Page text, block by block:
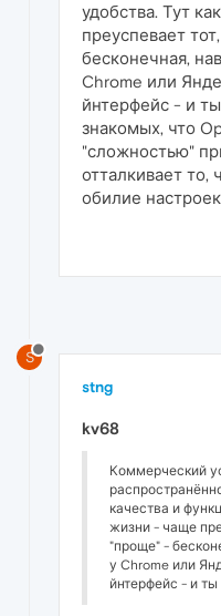
удобства. Тут
преуспевает
бесконечная,
Chrome или
йнтерфейс - и
знакомых, что
"сложностью"
отталкивает то,
обилие
S
stng
kv68
Коммерческий
качества и
жизни - чаще
"проще" -
у Chrome или
йнтерфейс - и ты